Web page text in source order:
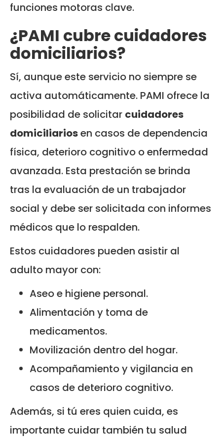
funciones motoras clave.
¿PAMI cubre cuidadores
domiciliarios?
Sí, aunque este servicio no siempre se
activa automáticamente. PAMI ofrece la
posibilidad de solicitar cuidadores
domiciliariosen casos de dependencia
física, deterioro cognitivo o enfermedad
avanzada. Esta prestación se brinda
tras la evaluación de un trabajador
social y debe ser solicitada con informes
médicos que lo respalden.
Estos cuidadores pueden asistir al
adulto mayor con:
Aseo e higiene personal.
Alimentación y toma de
medicamentos.
Movilización dentro del hogar.
Acompañamiento y vigilancia en
casos de deterioro cognitivo.
Además, si tú eres quien cuida, es
importante cuidar también tu salud